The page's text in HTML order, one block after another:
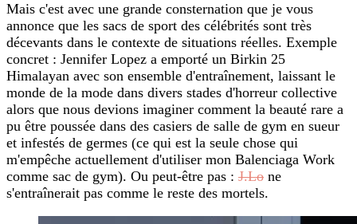
Mais c'est avec une grande consternation que je vous
annonce que les sacs de sport des célébrités sont très
décevants dans le contexte de situations réelles. Exemple
concret : Jennifer Lopez a emporté un Birkin 25
Himalayan avec son ensemble d'entraînement, laissant le
monde de la mode dans divers stades d'horreur collective
alors que nous devions imaginer comment la beauté rare a
pu être poussée dans des casiers de salle de gym en sueur
et infestés de germes (ce qui est la seule chose qui
m'empêche actuellement d'utiliser mon Balenciaga Work
comme sac de gym). Ou peut-être pas : J.Lo ne
s'entraînerait pas comme le reste des mortels.